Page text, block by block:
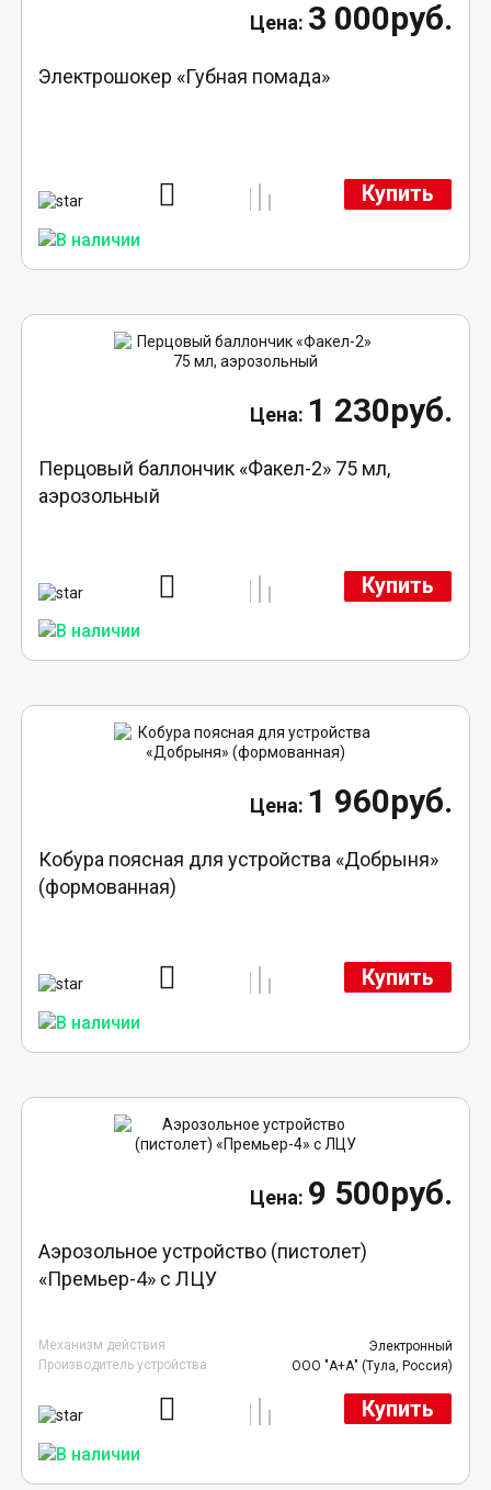
3 000руб.
Электрошокер «Губная помада»
Купить
1 230руб.
Перцовый баллончик «Факел-2» 75 мл,
аэрозольный
Купить
1 960руб.
Кобура поясная для устройства «Добрыня»
(формованная)
Купить
9 500руб.
Аэрозольное устройство (пистолет)
«Премьер-4» с ЛЦУ
Механизм действия
Электронный
Производитель устройства
ООО "А+А" (Тула, Россия)
Купить